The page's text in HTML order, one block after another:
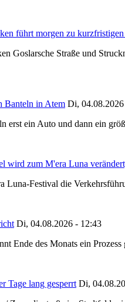
führt morgen zu kurzfristigen
Goslarsche Straße und
Banteln in Atem Di,
erst ein Auto und dann ein
wird zum M'era Luna
Festival die
Di, 04.08.2026 - 12:43
Ende des Monats ein
Tage lang gesperrt Di,